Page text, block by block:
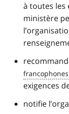
à toutes les
ministère
exigences
notifie